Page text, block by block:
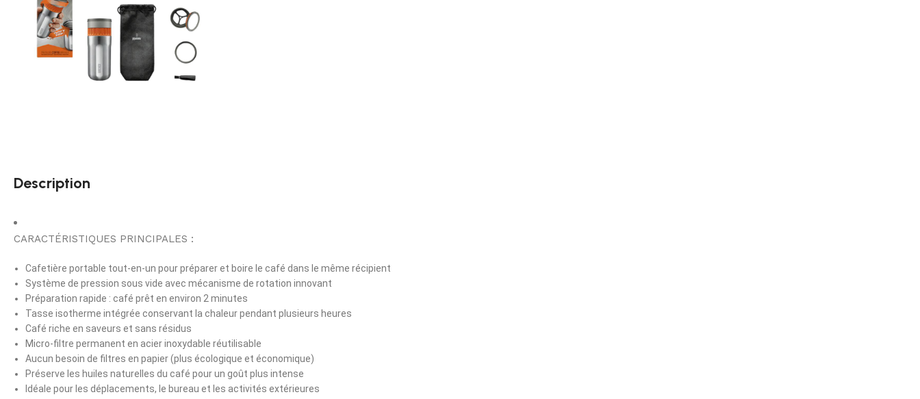
Description
CARACTÉRISTIQUES PRINCIPALES :
Cafetière portable tout-en-un pour préparer et boire le café dans le même récipient
Système de pression sous vide avec mécanisme de rotation innovant
Préparation rapide : café prêt en environ 2 minutes
Tasse isotherme intégrée conservant la chaleur pendant plusieurs heures
Café riche en saveurs et sans résidus
Micro-filtre permanent en acier inoxydable réutilisable
Aucun besoin de filtres en papier (plus écologique et économique)
Préserve les huiles naturelles du café pour un goût plus intense
Idéale pour les déplacements, le bureau et les activités extérieures